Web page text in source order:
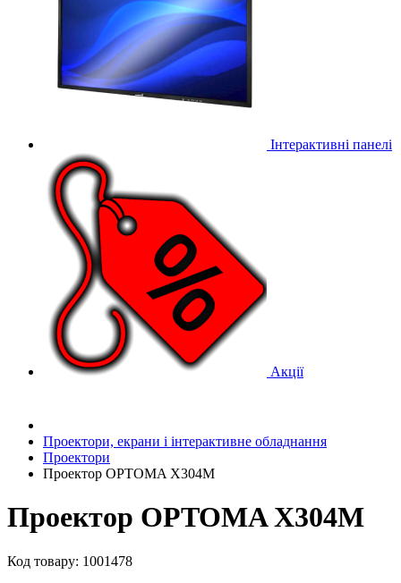
Інтерактивні панелі
Акції
Проектори, екрани і інтерактивне обладнання
Проектори
Проектор OPTOMA X304M
Проектор OPTOMA X304M
Код товару: 1001478